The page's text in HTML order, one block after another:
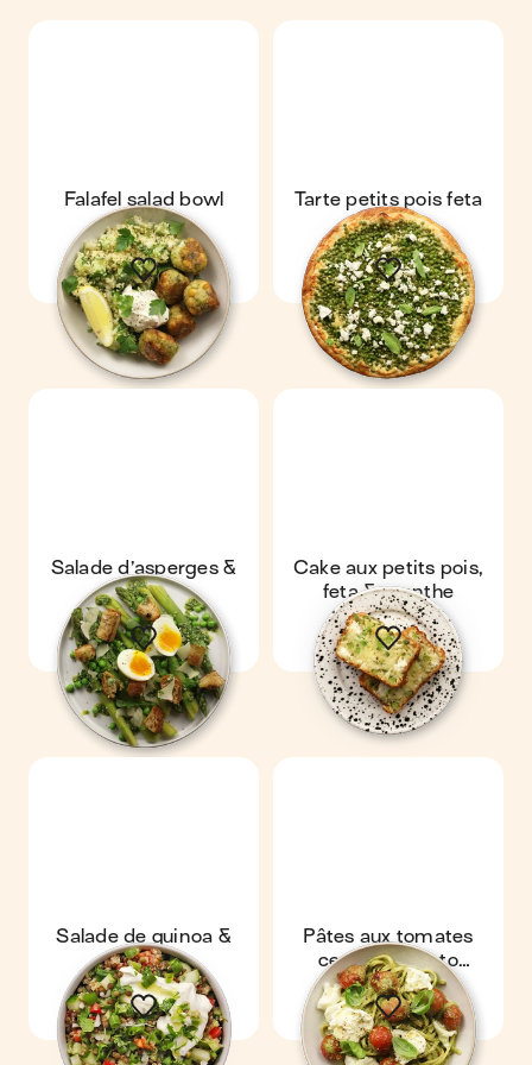
Falafel salad bowl
Tarte petits pois feta
menthe
Salade d’asperges &
œuf mollet
Cake aux petits pois,
feta & menthe
Salade de quinoa &
yaourt
Pâtes aux tomates
cerises & pesto
maison